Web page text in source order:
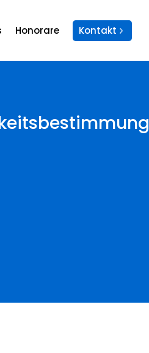
Honorare Kontakt